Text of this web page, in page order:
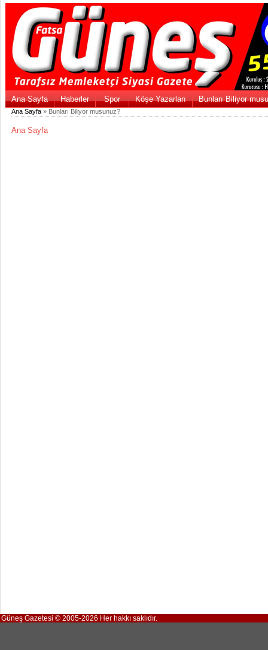
Ana Sayfa Haberler Spor Köşe Yazarları Bunları Biliyor
Ana Sayfa » Bunları Biliyor musunuz?
Ana Sayfa
Güneş Gazetesi © 2005-2026 Her hakkı saklıdır.